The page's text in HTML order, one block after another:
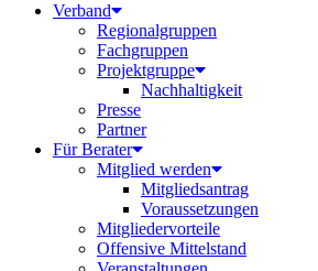
Verband
Regionalgruppen
Fachgruppen
Projektgruppe
Nachhaltigkeit
Presse
Partner
Für Berater
Mitglied werden
Mitgliedsantrag
Voraussetzungen
Mitgliedervorteile
Offensive Mittelstand